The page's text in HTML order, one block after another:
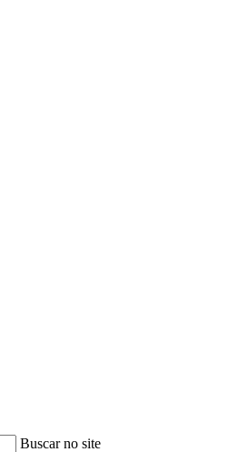
Buscar no site